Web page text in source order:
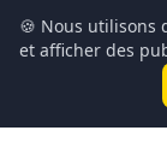
🍪 Nous utilisons
et afficher des